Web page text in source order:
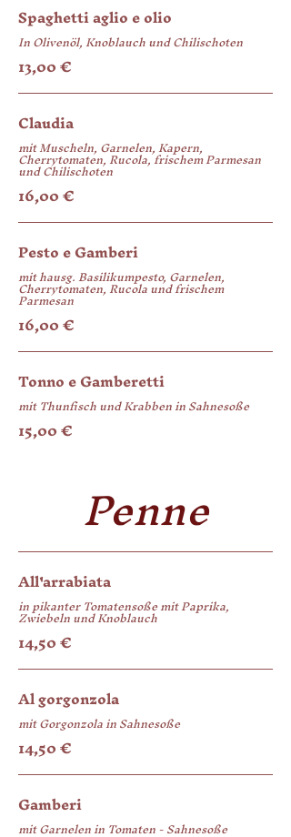
Spaghetti aglio e olio
In Olivenöl, Knoblauch und Chilischoten
13,00 €
Claudia
mit Muscheln, Garnelen, Kapern,
Cherrytomaten, Rucola, frischem Parmesan
16,00 €
Pesto e Gamberi
mit hausg. Basilikumpesto, Garnelen,
Cherrytomaten, Rucola und frischem
Parmesan
16,00 €
Tonno e Gamberetti
mit Thunfisch und Krabben in Sahnesoße
15,00 €
Penne
All'arrabiata
in pikanter Tomatensoße mit Paprika,
Zwiebeln und Knoblauch
14,50 €
Al gorgonzola
mit Gorgonzola in Sahnesoße
14,50 €
Gamberi
mit Garnelen in Tomaten - Sahnesoße